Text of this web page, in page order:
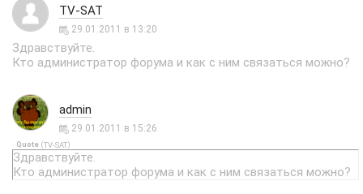
TV-SAT
29.01.2011 в 13:20
Здравствуйте.
Кто администратор форума и как с ним связаться можно?
admin
29.01.2011 в 15:26
Quote (TV-SAT)
Здравствуйте.
Кто администратор форума и как с ним связаться можно?